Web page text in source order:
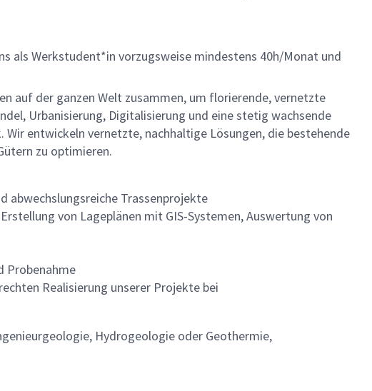
als Werkstudent*in vorzugsweise mindestens 40h/Monat und
auf der ganzen Welt zusammen, um florierende, vernetzte
Urbanisierung, Digitalisierung und eine stetig wachsende
entwickeln vernetzte, nachhaltige Lösungen, die bestehende
zu optimieren.
abwechslungsreiche Trassenprojekte
von Lageplänen mit GIS-Systemen, Auswertung von
Probenahme
Realisierung unserer Projekte bei
Hydrogeologie oder Geothermie,